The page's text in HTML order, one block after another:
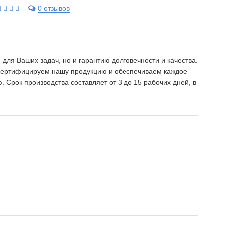
0 отзывов
Ваших задач, но и гарантию долговечности и качества.
нашу продукцию и обеспечиваем каждое
производства составляет от 3 до 15 рабочих дней, в